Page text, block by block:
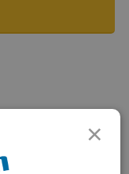
×